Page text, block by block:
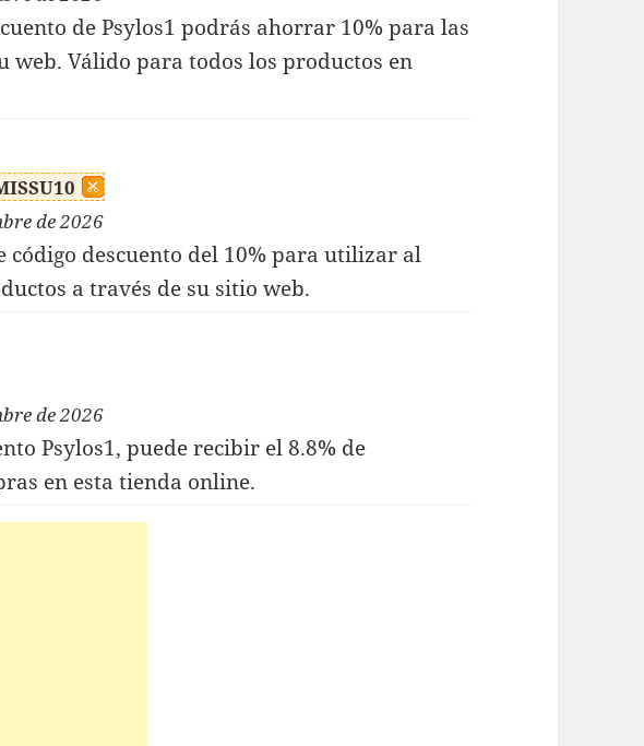
de Psylos1 podrás ahorrar 10% para las
web. Válido para todos los productos en
de 2026
código descuento del 10% para utilizar al
a través de su sitio web.
de 2026
Psylos1, puede recibir el 8.8% de
en esta tienda online.